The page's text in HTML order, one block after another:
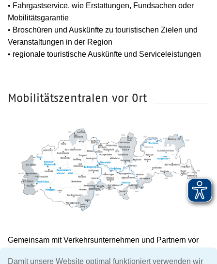
• Fahrgastservice, wie Erstattungen, Fundsachen oder
Mobilitätsgarantie
• Broschüren und Auskünfte zu touristischen Zielen und
Veranstaltungen in der Region
• regionale touristische Auskünfte und Serviceleistungen
Mobilitätszentralen vor Ort
Gemeinsam mit Verkehrsunternehmen und Partnern vor
Damit unsere Website optimal funktioniert verwenden wir